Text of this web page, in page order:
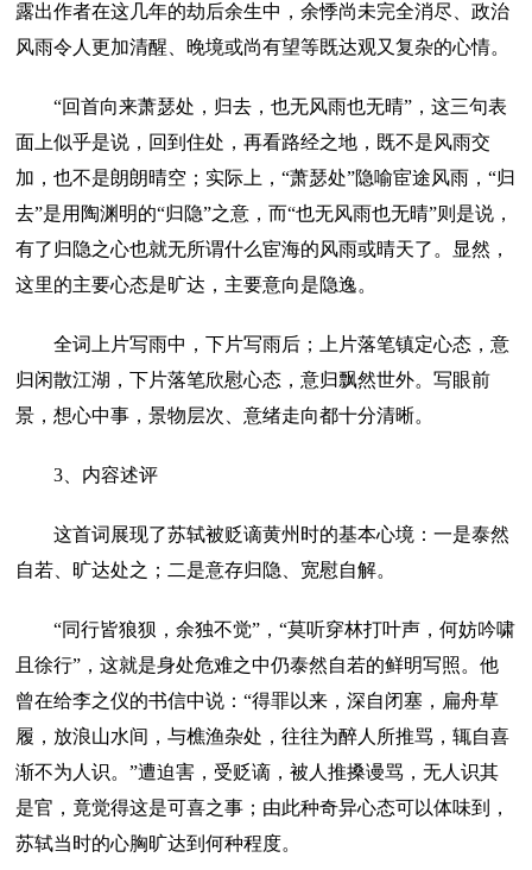
露出作者在这几年的劫后余生中，余悸尚未完全消尽、政治
风雨令人更加清醒、晚境或尚有望等既达观又复杂的心情。
“回首向来萧瑟处，归去，也无风雨也无晴”，这三句表
面上似乎是说，回到住处，再看路经之地，既不是风雨交
加，也不是朗朗晴空；实际上，“萧瑟处”隐喻宦途风雨，“归
去”是用陶渊明的“归隐”之意，而“也无风雨也无晴”则是说，
有了归隐之心也就无所谓什么宦海的风雨或晴天了。显然，
这里的主要心态是旷达，主要意向是隐逸。
全词上片写雨中，下片写雨后；上片落笔镇定心态，意
归闲散江湖，下片落笔欣慰心态，意归飘然世外。写眼前
景，想心中事，景物层次、意绪走向都十分清晰。
3、内容述评
这首词展现了苏轼被贬谪黄州时的基本心境：一是泰然
自若、旷达处之；二是意存归隐、宽慰自解。
“同行皆狼狈，余独不觉”，“莫听穿林打叶声，何妨吟啸
且徐行”，这就是身处危难之中仍泰然自若的鲜明写照。他
曾在给李之仪的书信中说：“得罪以来，深自闭塞，扁舟草
履，放浪山水间，与樵渔杂处，往往为醉人所推骂，辄自喜
渐不为人识。”遭迫害，受贬谪，被人推搡谩骂，无人识其
是官，竟觉得这是可喜之事；由此种奇异心态可以体味到，
苏轼当时的心胸旷达到何种程度。